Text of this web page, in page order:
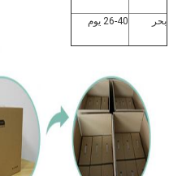
بحر 26-40 يوم